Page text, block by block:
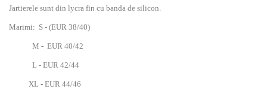
Jartierele sunt din lycra fin cu banda de silicon.
Marimi: S - (EUR 38/40)
M - EUR 40/42
L - EUR 42/44
XL - EUR 44/46